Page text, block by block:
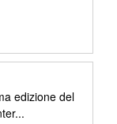
edizione del